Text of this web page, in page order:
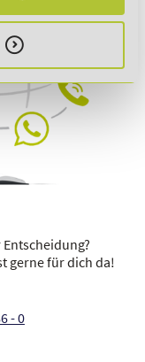
gerne für dich da!
- 0